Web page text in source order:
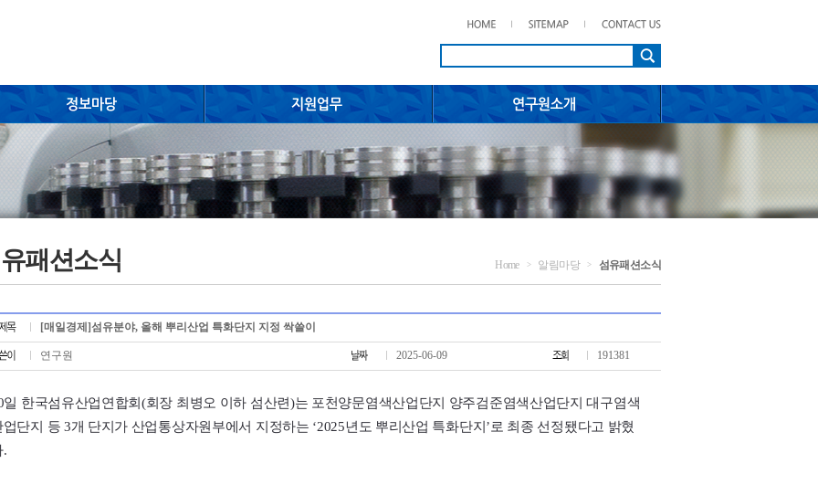
패션소식 Home > 알림마당 > 섬유패션소식
[매일경제]섬유분야, 올해 뿌리산업 특화단지 지정 싹쓸이
연구원 2025-06-09 191381
일 한국섬유산업연합회(회장 최병오 이하 섬산련)는 포천양문염색산업단지 양주검준염색산업단지 대구염색
업단지 등 3개 단지가 산업통상자원부에서 지정하는 ‘2025년도 뿌리산업 특화단지’로 최종 선정됐다고 밝혔
.